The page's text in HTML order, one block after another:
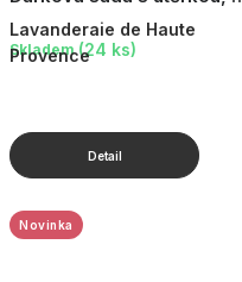
ks
Lavanderaie de Haute
Provence
Skladem (24 ks)
Novinka